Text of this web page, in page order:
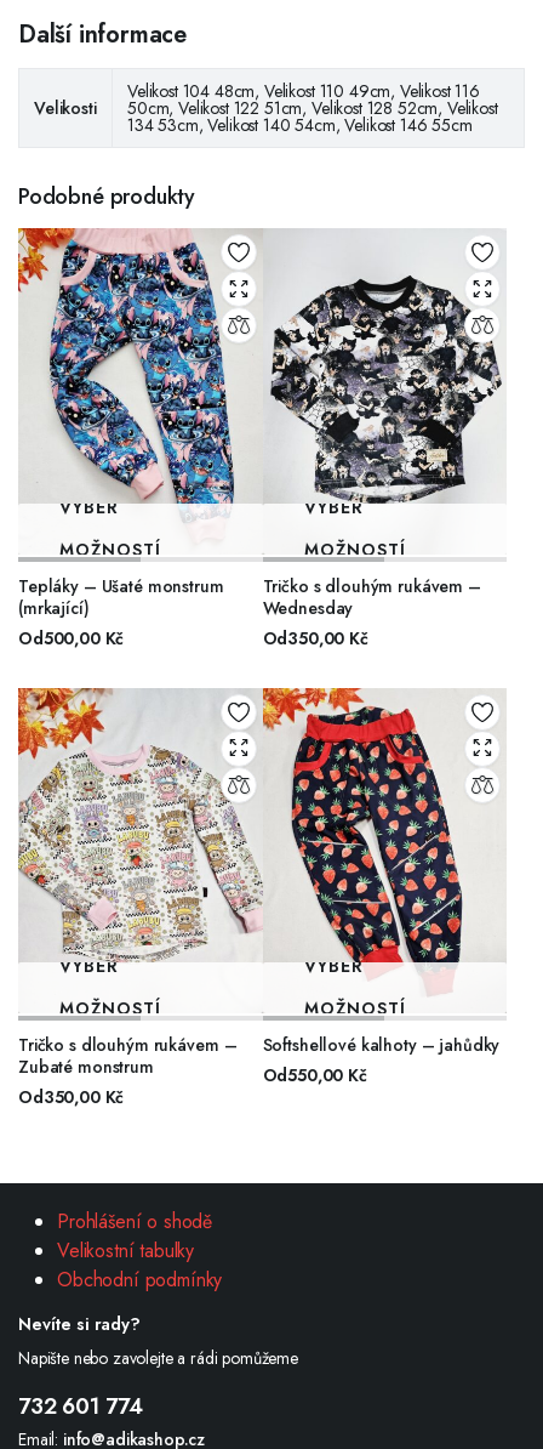
Další informace
Velikosti
Velikost 104 48cm, Velikost 110 49cm, Velikost 116
50cm, Velikost 122 51cm, Velikost 128 52cm, Velikost
134 53cm, Velikost 140 54cm, Velikost 146 55cm
Podobné produkty
VÝBĚR
MOŽNOSTÍ
Tepláky – Ušaté monstrum
(mrkající)
Od500,00 Kč
VÝBĚR
MOŽNOSTÍ
Tričko s dlouhým rukávem –
Wednesday
Od350,00 Kč
VÝBĚR
MOŽNOSTÍ
Tričko s dlouhým rukávem –
Zubaté monstrum
Od350,00 Kč
VÝBĚR
MOŽNOSTÍ
Softshellové kalhoty – jahůdky
Od550,00 Kč
Prohlášení o shodě
Velikostní tabulky
Obchodní podmínky
Nevíte si rady?
Napište nebo zavolejte a rádi pomůžeme
732 601 774
Email: info@adikashop.cz